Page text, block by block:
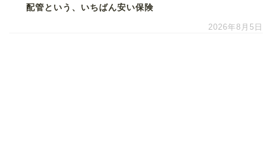
配管という、いちばん安い保険
2026年8月5日